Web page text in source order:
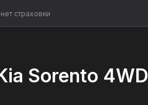
страховки
Sorento 4WD